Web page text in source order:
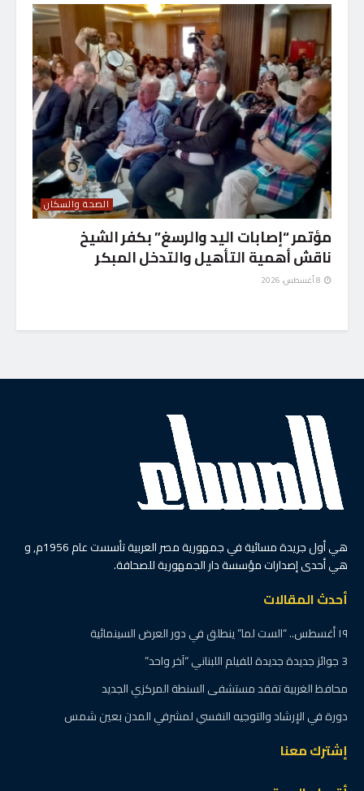
الصحة والسكان
مؤتمر “إصابات اليد والرسغ” بكفر الشيخ
ناقش أهمية التأهيل والتدخل المبكر
هي أول جريدة مسائية في جمهورية مصر العربية تأسست عام 1956م, و
هي أحدى إصدارات مؤسسة دار الجمهورية للصحافة.
أحدث المقالات
١٩ أغسطس.. “الست لما” ينطلق في دور العرض السينمائية
3 جوائز جديدة جديدة للفيلم اللبناني “آخر واحد”
محافظ الغربية تفقد مستشفى السنطة المركزي الجديد
دورة في الإرشاد والتوجيه النفسي لمشرفي المدن بعين شمس
إشترك معنا